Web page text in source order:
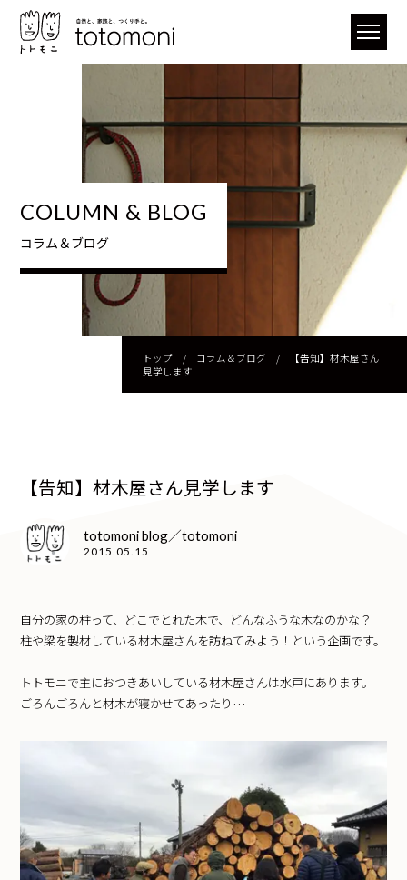
COLUMN & BLOG
コラム＆ブログ
トップ/ コラム＆ブログ /
【告知】材木屋さん
見学します
【告知】材木屋さん見学します
totomoni blog／totomoni
2015.05.15
自分の家の柱って、どこでとれた木で、どんなふうな木なのかな？
柱や梁を製材している材木屋さんを訪ねてみよう！という企画です。
トトモニで主におつきあいしている材木屋さんは水戸にあります。
ごろんごろんと材木が寝かせてあったり…